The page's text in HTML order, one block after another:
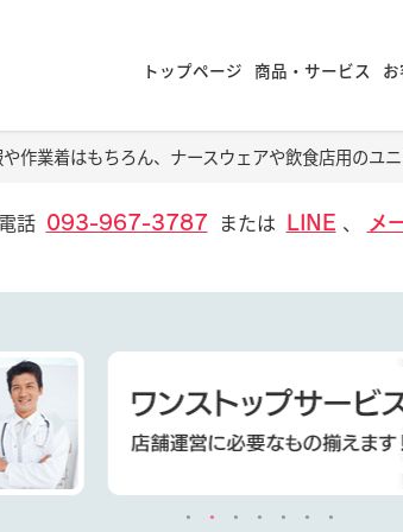
トップページ 商品・サービス
作業着はもちろん、ナースウェアや飲食店用のユ
話 093-967-3787 または LINE 、 メ